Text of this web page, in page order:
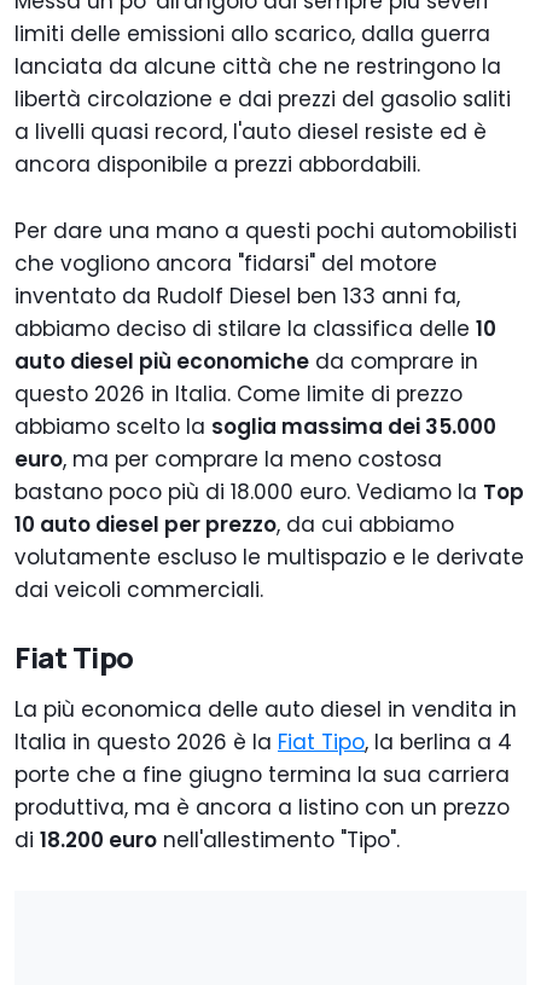
limiti delle emissioni allo scarico, dalla guerra
lanciata da alcune città che ne restringono la
libertà circolazione e dai prezzi del gasolio saliti
a livelli quasi record, l'auto diesel resiste ed è
ancora disponibile a prezzi abbordabili.
Per dare una mano a questi pochi automobilisti
che vogliono ancora "fidarsi" del motore
inventato da Rudolf Diesel ben 133 anni fa,
abbiamo deciso di stilare la classifica delle 10
auto diesel più economiche da comprare in
questo 2026 in Italia. Come limite di prezzo
abbiamo scelto la soglia massima dei 35.000
euro, ma per comprare la meno costosa
bastano poco più di 18.000 euro. Vediamo la Top
10 auto diesel per prezzo, da cui abbiamo
volutamente escluso le multispazio e le derivate
dai veicoli commerciali.
Fiat Tipo
La più economica delle auto diesel in vendita in
Italia in questo 2026 è la Fiat Tipo, la berlina a 4
porte che a fine giugno termina la sua carriera
produttiva, ma è ancora a listino con un prezzo
di 18.200 euro nell'allestimento "Tipo".